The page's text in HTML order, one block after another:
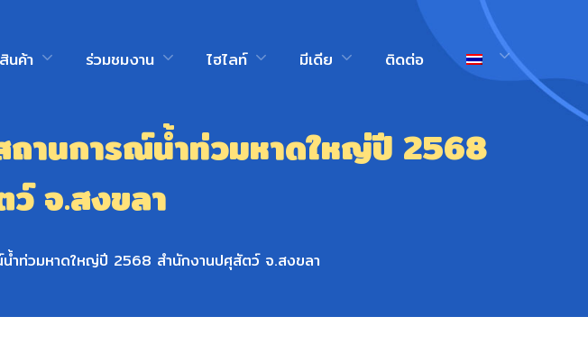
นค้า ร่วมชมงาน ไฮไลท์ มีเดีย ติดต่อ
ถานการณ์น้ำท่วมหาดใหญ่ปี 2568
จ.สงขลา
ำท่วมหาดใหญ่ปี 2568 สำนักงานปศุสัตว์ จ.สงขลา